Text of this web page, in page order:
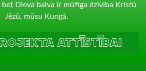
bet Dieva balva ir mūžīga dzīvība Kristū
Jēzū, mūsu Kungā.